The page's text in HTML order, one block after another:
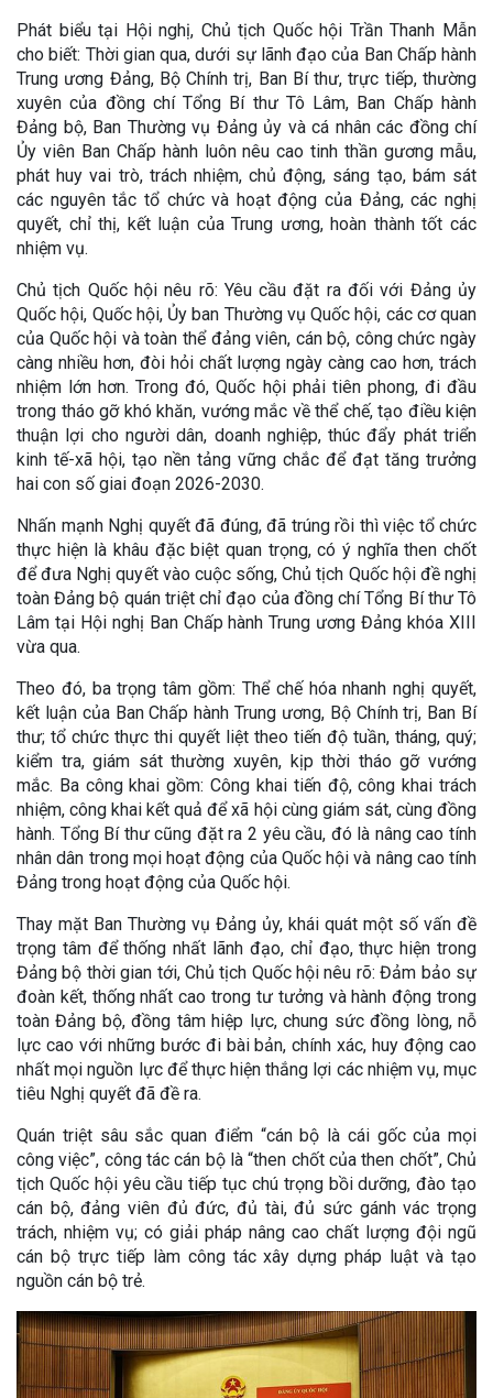
Phát biểu tại Hội nghị, Chủ tịch Quốc hội Trần Thanh Mẫn
cho biết: Thời gian qua, dưới sự lãnh đạo của Ban Chấp hành
Trung ương Đảng, Bộ Chính trị, Ban Bí thư, trực tiếp, thường
xuyên của đồng chí Tổng Bí thư Tô Lâm, Ban Chấp hành
Đảng bộ, Ban Thường vụ Đảng ủy và cá nhân các đồng chí
Ủy viên Ban Chấp hành luôn nêu cao tinh thần gương mẫu,
phát huy vai trò, trách nhiệm, chủ động, sáng tạo, bám sát
các nguyên tắc tổ chức và hoạt động của Đảng, các nghị
quyết, chỉ thị, kết luận của Trung ương, hoàn thành tốt các
nhiệm vụ.
Chủ tịch Quốc hội nêu rõ: Yêu cầu đặt ra đối với Đảng ủy
Quốc hội, Quốc hội, Ủy ban Thường vụ Quốc hội, các cơ quan
của Quốc hội và toàn thể đảng viên, cán bộ, công chức ngày
càng nhiều hơn, đòi hỏi chất lượng ngày càng cao hơn, trách
nhiệm lớn hơn. Trong đó, Quốc hội phải tiên phong, đi đầu
trong tháo gỡ khó khăn, vướng mắc về thể chế, tạo điều kiện
thuận lợi cho người dân, doanh nghiệp, thúc đẩy phát triển
kinh tế-xã hội, tạo nền tảng vững chắc để đạt tăng trưởng
hai con số giai đoạn 2026-2030.
Nhấn mạnh Nghị quyết đã đúng, đã trúng rồi thì việc tổ chức
thực hiện là khâu đặc biệt quan trọng, có ý nghĩa then chốt
để đưa Nghị quyết vào cuộc sống, Chủ tịch Quốc hội đề nghị
toàn Đảng bộ quán triệt chỉ đạo của đồng chí Tổng Bí thư Tô
Lâm tại Hội nghị Ban Chấp hành Trung ương Đảng khóa XIII
vừa qua.
Theo đó, ba trọng tâm gồm: Thể chế hóa nhanh nghị quyết,
kết luận của Ban Chấp hành Trung ương, Bộ Chính trị, Ban Bí
thư; tổ chức thực thi quyết liệt theo tiến độ tuần, tháng, quý;
kiểm tra, giám sát thường xuyên, kịp thời tháo gỡ vướng
mắc. Ba công khai gồm: Công khai tiến độ, công khai trách
nhiệm, công khai kết quả để xã hội cùng giám sát, cùng đồng
hành. Tổng Bí thư cũng đặt ra 2 yêu cầu, đó là nâng cao tính
nhân dân trong mọi hoạt động của Quốc hội và nâng cao tính
Đảng trong hoạt động của Quốc hội.
Thay mặt Ban Thường vụ Đảng ủy, khái quát một số vấn đề
trọng tâm để thống nhất lãnh đạo, chỉ đạo, thực hiện trong
Đảng bộ thời gian tới, Chủ tịch Quốc hội nêu rõ: Đảm bảo sự
đoàn kết, thống nhất cao trong tư tưởng và hành động trong
toàn Đảng bộ, đồng tâm hiệp lực, chung sức đồng lòng, nỗ
lực cao với những bước đi bài bản, chính xác, huy động cao
nhất mọi nguồn lực để thực hiện thắng lợi các nhiệm vụ, mục
tiêu Nghị quyết đã đề ra.
Quán triệt sâu sắc quan điểm “cán bộ là cái gốc của mọi
công việc”, công tác cán bộ là “then chốt của then chốt”, Chủ
tịch Quốc hội yêu cầu tiếp tục chú trọng bồi dưỡng, đào tạo
cán bộ, đảng viên đủ đức, đủ tài, đủ sức gánh vác trọng
trách, nhiệm vụ; có giải pháp nâng cao chất lượng đội ngũ
cán bộ trực tiếp làm công tác xây dựng pháp luật và tạo
nguồn cán bộ trẻ.